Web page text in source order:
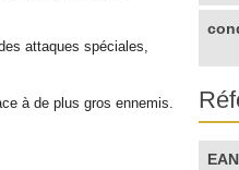
attaques spéciales,
à de plus gros ennemis.